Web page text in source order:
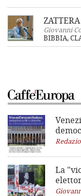
Giovanni
BIBBIA,
La